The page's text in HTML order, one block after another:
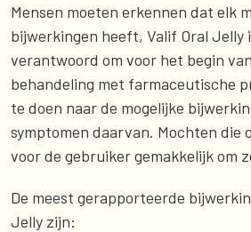
Mensen moeten erkennen dat elk
bijwerkingen heeft, Valif Oral Jelly
verantwoord om voor het begin
behandeling met farmaceutische
te doen naar de mogelijke
symptomen daarvan. Mochten die
voor de gebruiker gemakkelijk om
De meest gerapporteerde
Jelly zijn: